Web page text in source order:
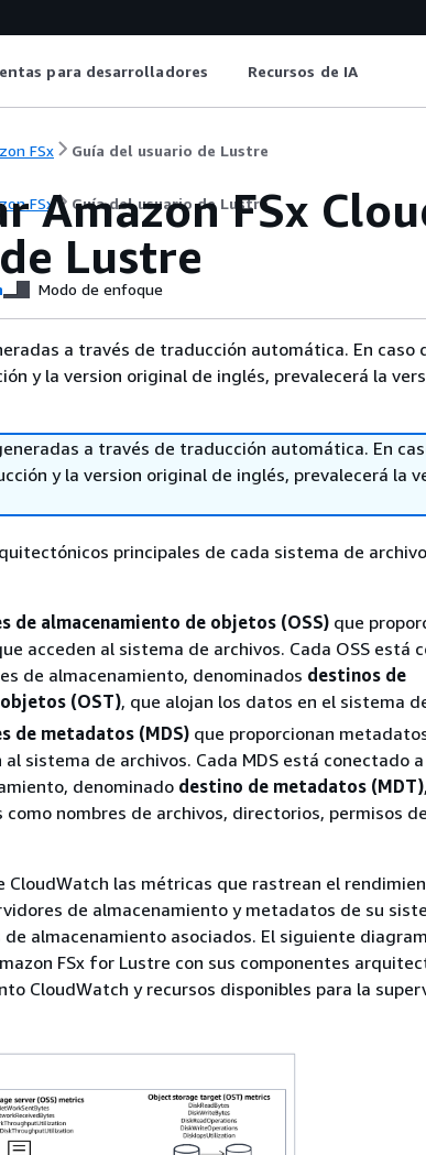
para desarrolladores Recursos de IA
FSx Guía del usuario de Lustre
FSx Guía del usuario de Lustre
Amazon FSx
Lustre
Modo de enfoque
a través de traducción automática. En caso
y la version original de inglés, prevalecerá la
a través de traducción automática. En
y la version original de inglés, prevalecerá la
principales de cada sistema de
de almacenamiento de objetos (OSS) que
acceden al sistema de archivos. Cada OSS está
de almacenamiento, denominados destinos de
(OST), que alojan los datos en el sistema
de metadatos (MDS) que proporcionan
sistema de archivos. Cada MDS está conectado a
denominado destino de metadatos (MDT)
nombres de archivos, directorios, permisos
CloudWatch las métricas que rastrean el
de almacenamiento y metadatos de su
de almacenamiento asociados. El siguiente
FSx for Lustre con sus componentes
CloudWatch y recursos disponibles para la